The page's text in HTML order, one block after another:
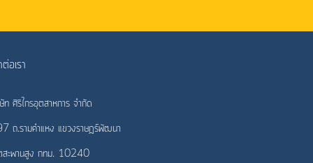
อเรา
ท ศิริไกรอุตสาหการ จำกัด
ถ.รามคำแหง แขวงราษฎร์พัฒนา
สะพานสูง กทม. 10240